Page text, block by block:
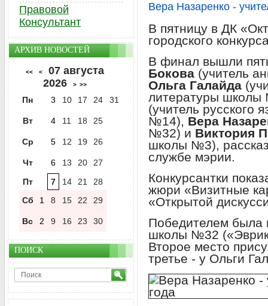
Вера Назаренко -
В пятницу в ДК
городского
В финал вышли
Бокова (учитель
Ольга Галайда
литературы
(учитель русского
№14), Вера
№32) и Виктория
школы №3),
службе мэрии.
Конкурсантки
жюри «Визитные
«Открытой
Победителем была
школы №32
Второе место
третье - у Ольги
Правовой
Консультант
АРХИВ НОВОСТЕЙ
<< <
07 августа
2026
> >>
Пн 3 10 17 24 31
Вт 4 11 18 25
Ср 5 12 19 26
Чт 6 13 20
27
Пт
7 14 21
28
Сб
1 8 15 22 29
Вс 2 9 16 23 30
ПОИСК